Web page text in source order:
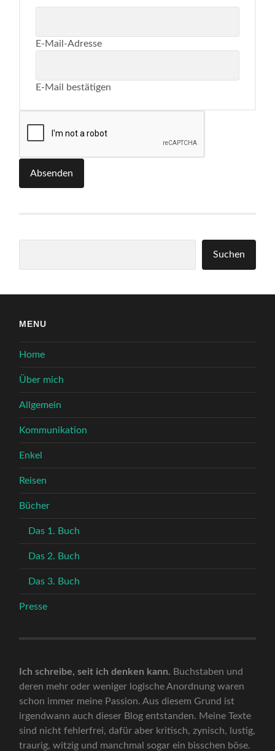
E-Mail-Adresse
E-Mail bestätigen
Absenden
Suchen
MENU
Home
Über mich
Allgemein
Kommunikation
Enkel
Reisen
Bücher
Das 1. Buch
Das 2. Buch
Das 3. Buch
Presse
Ich schreibe, seit ich denken kann. Buchstaben und
deren mehr oder weniger logische Anordnung waren
schon immer meine Passion. Aus diesem Grund ist
irgendwann auch dieser Blog entstanden. Meine Texte
sind nicht fehlerfrei, dafür aber kritisch, zynisch, lustig,
traurig, witzig und manchmal sogar ein bisschen böse.